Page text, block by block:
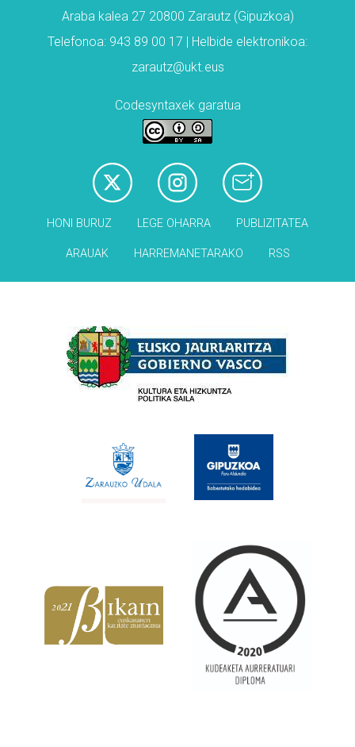
Araba kalea 27 20800 Zarautz (Gipuzkoa)
Telefonoa: 943 89 00 17 | Helbide elektronikoa:
zarautz@ukt.eus
Codesyntaxek garatua
HONI BURUZ LEGE OHARRA PUBLIZITATEA
ARAUAK HARREMANETARAKO RSS